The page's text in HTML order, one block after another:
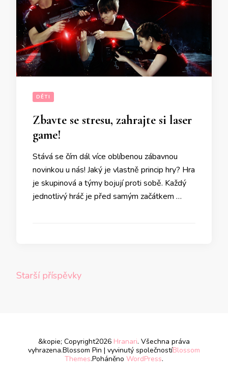
DĚTI
Zbavte se stresu, zahrajte si laser
game!
Stává se čím dál více oblíbenou zábavnou
novinkou u nás! Jaký je vlastně princip hry? Hra
je skupinová a týmy bojují proti sobě. Každý
jednotlivý hráč je před samým začátkem …
Navigace
Starší příspěvky
&kopie; Copyright2026 Hranari. Všechna práva
vyhrazena.Blossom Pin | vyvinutý společnostíBlossom
Themes.Poháněno WordPress.